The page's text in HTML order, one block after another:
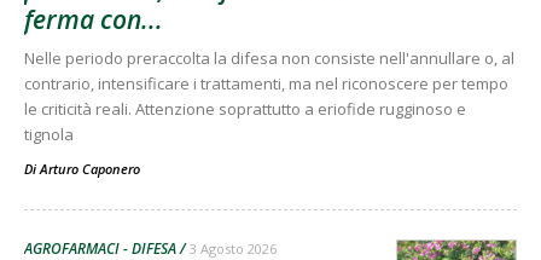
ferma con...
Nelle periodo preraccolta la difesa non consiste nell'annullare o, al
contrario, intensificare i trattamenti, ma nel riconoscere per tempo
le criticità reali. Attenzione soprattutto a eriofide rugginoso e
tignola
Di Arturo Caponero
AGROFARMACI - DIFESA 3 Agosto 2026